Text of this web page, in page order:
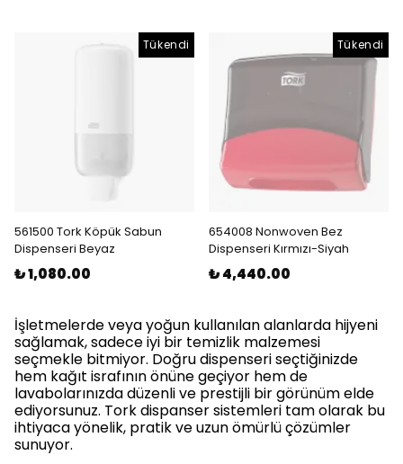
Tükendi
561500 Tork Köpük Sabun
Dispenseri Beyaz
₺ 1,080.00
Tükendi
654008 Nonwoven Bez
Dispenseri Kırmızı-Siyah
₺ 4,440.00
İşletmelerde veya yoğun kullanılan alanlarda hijyeni
sağlamak, sadece iyi bir temizlik malzemesi
seçmekle bitmiyor. Doğru dispenseri seçtiğinizde
hem kağıt israfının önüne geçiyor hem de
lavabolarınızda düzenli ve prestijli bir görünüm elde
ediyorsunuz. Tork dispanser sistemleri tam olarak bu
ihtiyaca yönelik, pratik ve uzun ömürlü çözümler
sunuyor.